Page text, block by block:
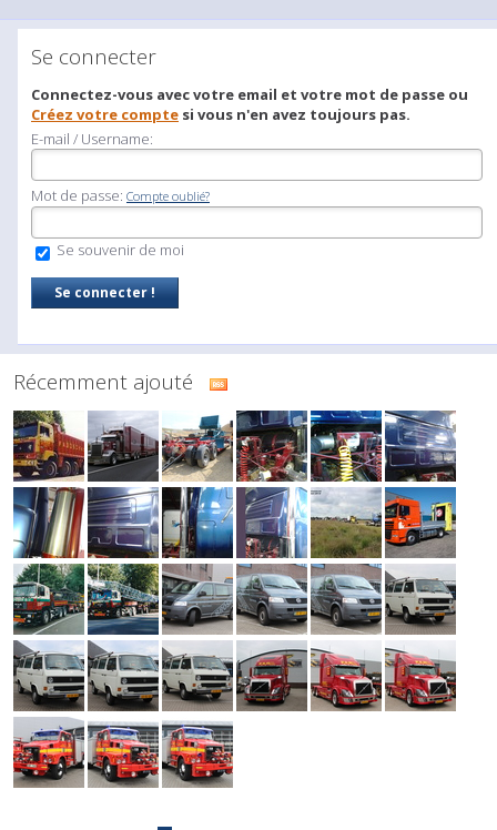
Se connecter
Connectez-vous avec votre email et votre mot de passe ou
Créez votre compte si vous n'en avez toujours pas.
E-mail / Username:
Mot de passe: Compte oublié?
Se souvenir de moi
Récemment ajouté